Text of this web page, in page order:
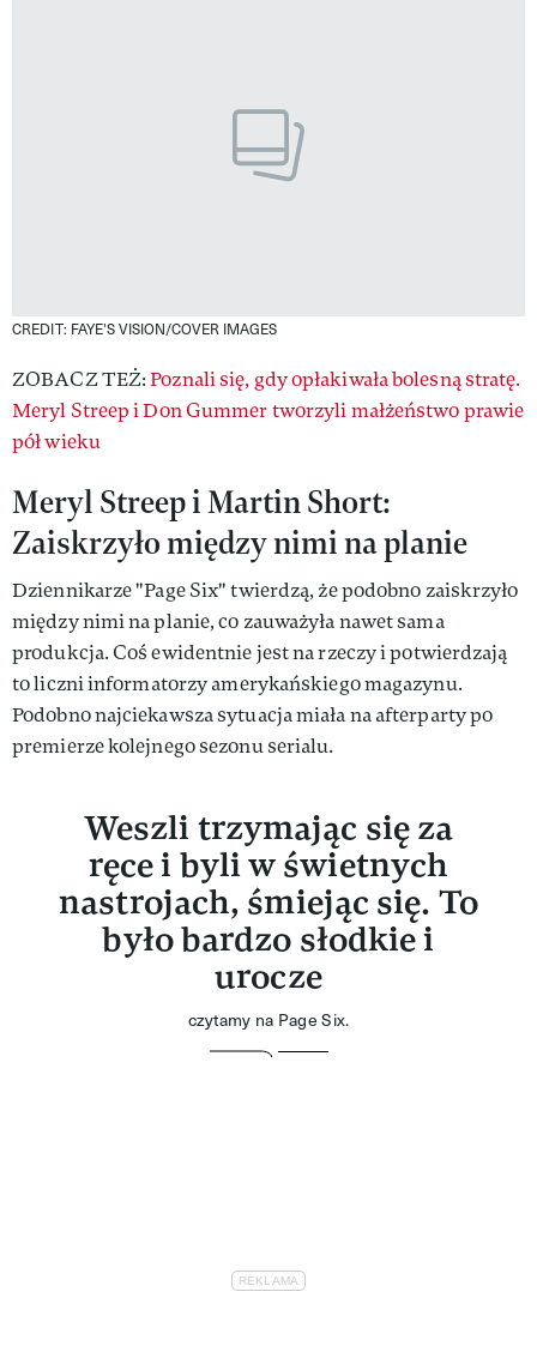
CREDIT: FAYE'S VISION/COVER IMAGES
ZOBACZ TEŻ:Poznali się, gdy opłakiwała bolesną stratę.
Meryl Streep i Don Gummer tworzyli małżeństwo prawie
pół wieku
Meryl Streep i Martin Short:
Zaiskrzyło między nimi na planie
Dziennikarze "Page Six" twierdzą, że podobno zaiskrzyło
między nimi na planie, co zauważyła nawet sama
produkcja. Coś ewidentnie jest na rzeczy i potwierdzają
to liczni informatorzy amerykańskiego magazynu.
Podobno najciekawsza sytuacja miała na afterparty po
premierze kolejnego sezonu serialu.
Weszli trzymając się za
ręce i byli w świetnych
nastrojach, śmiejąc się. To
było bardzo słodkie i
urocze
czytamy na Page Six.